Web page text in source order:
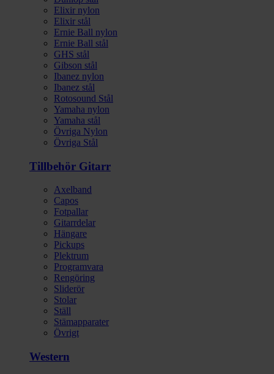
Elixir nylon
Elixir stål
Ernie Ball nylon
Ernie Ball stål
GHS stål
Gibson stål
Ibanez nylon
Ibanez stål
Rotosound Stål
Yamaha nylon
Yamaha stål
Övriga Nylon
Övriga Stål
Tillbehör Gitarr
Axelband
Capos
Fotpallar
Gitarrdelar
Hängare
Pickups
Plektrum
Programvara
Rengöring
Sliderör
Stolar
Ställ
Stämapparater
Övrigt
Western